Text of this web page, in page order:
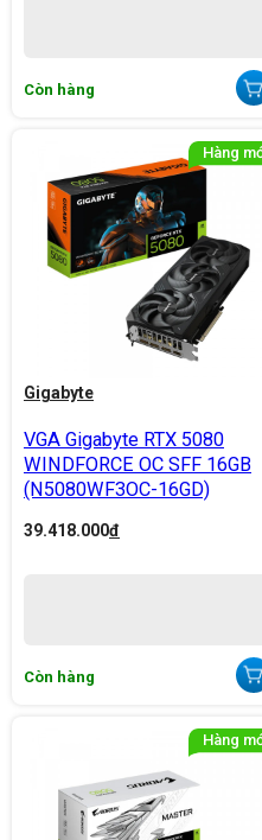
Còn hàng
Gigabyte
VGA Gigabyte RTX 5080
WINDFORCE OC SFF 16GB
(N5080WF3OC-16GD)
39.418.000đ
Còn hàng